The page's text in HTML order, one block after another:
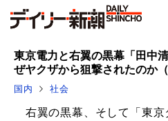
東京電力と右翼の黒幕「田中
ぜヤクザから狙撃されたのか（
国内 社会
右翼の黒幕、そして「東京